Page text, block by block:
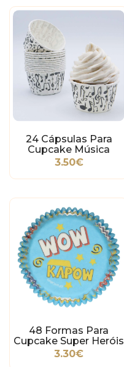
24 Cápsulas Para
Cupcake Música
3.50€
48 Formas Para
Cupcake Super Heróis
3.30€